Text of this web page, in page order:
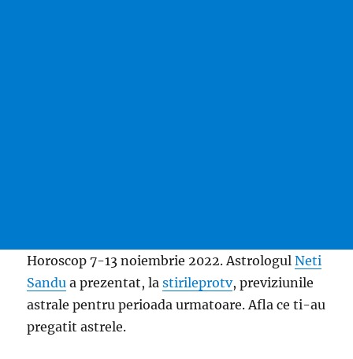
Horoscop 7-13 noiembrie 2022. AstrologulNeti
Sandu a prezentat, lastirileprotv, previziunile
astrale pentru perioada urmatoare. Afla ce ti-au
pregatit astrele.